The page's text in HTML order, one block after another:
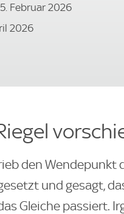
Februar 2026
2026
den Wendepunkt
und gesagt,
Gleiche passiert.